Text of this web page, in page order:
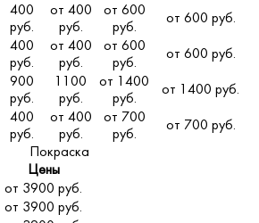
400
руб.
от 400
руб.
от 600
руб.
от 600 руб.
400
руб.
от 400
руб.
от 600
руб.
от 600 руб.
900
руб.
1100
руб.
от 1400
руб.
от 1400 руб.
400
руб.
от 400
руб.
от 700
руб.
от 700 руб.
Покраска
Цены
от 3900 руб.
от 3900 руб.